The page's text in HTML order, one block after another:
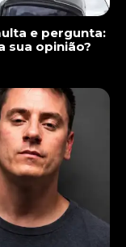
e pergunta:
sua opinião?